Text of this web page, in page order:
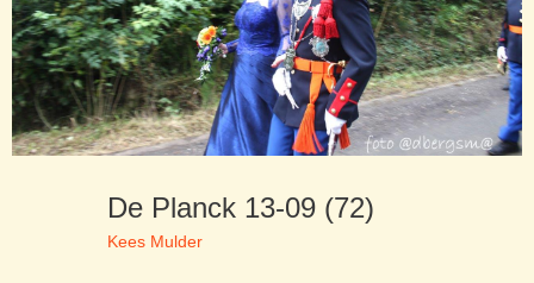
De Planck 13-09 (72)
Kees Mulder